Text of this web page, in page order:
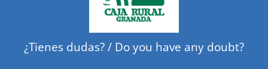
¿Tienes dudas? / Do you have any doubt?